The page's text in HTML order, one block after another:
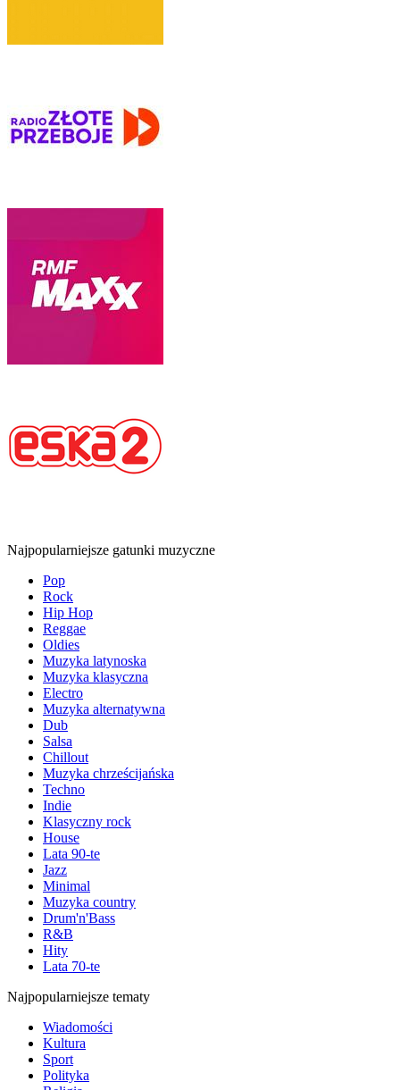
Najpopularniejsze gatunki muzyczne
Pop
Rock
Hip Hop
Reggae
Oldies
Muzyka latynoska
Muzyka klasyczna
Electro
Muzyka alternatywna
Dub
Salsa
Chillout
Muzyka chrześcijańska
Techno
Indie
Klasyczny rock
House
Lata 90-te
Jazz
Minimal
Muzyka country
Drum'n'Bass
R&B
Hity
Lata 70-te
Najpopularniejsze tematy
Wiadomości
Kultura
Sport
Polityka